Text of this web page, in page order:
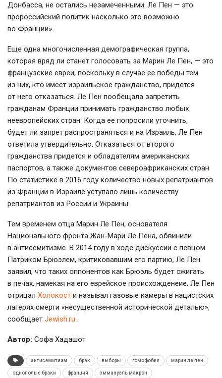
Донбасса, не остались незамеченными. Ле Пен — это
пророссийский политик насколько это возможно
во Франции».
Еще одна многочисленная демографическая группа,
которая вряд ли станет голосовать за Марин Ле Пен, — это
французские евреи, поскольку в случае ее победы тем
из них, кто имеет израильское гражданство, придется
от него отказаться. Ле Пен пообещала запретить
гражданам Франции принимать гражданство любых
неевропейских стран. Когда ее попросили уточнить,
будет ли запрет распространяться и на Израиль, Ле Пен
ответила утвердительно. Отказаться от второго
гражданства придется и обладателям американских
паспортов, а также документов североафриканских стран.
По статистике в 2016 году количество новых репатриантов
из Франции в Израиле уступало лишь количеству
репатриантов из России и Украины.
Тем временем отца Марин Ле Пен, основателя
Национального фронта Жан-Мари Ле Пена, обвинили
в антисемитизме. В 2014 году в ходе дискуссии с певцом
Патриком Брюэлем, критиковавшим его партию, Ле Пен
заявил, что таких оппонентов как Брюэль будет сжигать
в печах, намекая на его еврейское происхожденеие. Ле Пен
отрицал Холокост и называл газовые камеры в нацистских
лагерях смерти «несущественной исторической деталью»,
сообщает Jewish.ru.
Автор: Софа Хадашот
антисемитизм брак выборы гомофобия марин ле пен
однополые браки франция эммануэль макрон